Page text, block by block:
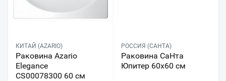
КИТАЙ (AZARIO)
Раковина Azario
Elegance
CS00078300 60 см
РОССИЯ (САНТА)
Раковина СаНта
Юпитер 60х60 см